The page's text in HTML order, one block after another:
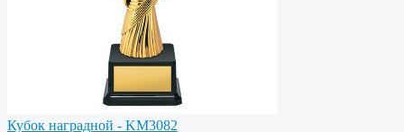
Кубок наградной - KM3082